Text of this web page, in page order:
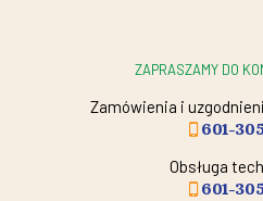
ZAPRASZAMY DO
Zamówienia i
601-
Obsługa
601-